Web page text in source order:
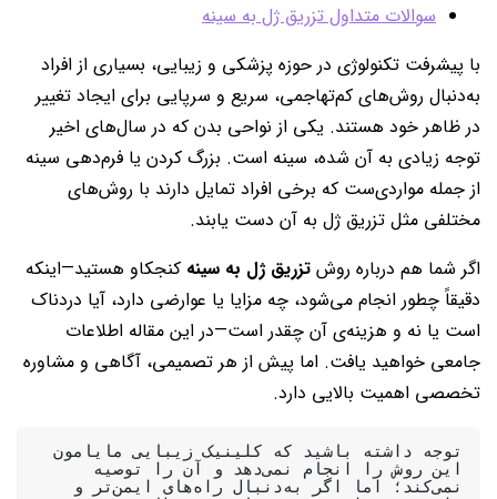
سوالات متداول تزریق ژل به سینه
با پیشرفت تکنولوژی در حوزه پزشکی و زیبایی، بسیاری از افراد
به‌دنبال روش‌های کم‌تهاجمی، سریع و سرپایی برای ایجاد تغییر
در ظاهر خود هستند. یکی از نواحی بدن که در سال‌های اخیر
توجه زیادی به آن شده، سینه است. بزرگ‌ کردن یا فرم‌دهی سینه
از جمله مواردی‌ست که برخی افراد تمایل دارند با روش‌های
مختلفی مثل تزریق ژل به آن دست یابند.
اگر شما هم درباره روش تزریق ژل به سینه کنجکاو هستید—اینکه
دقیقاً چطور انجام می‌شود، چه مزایا یا عوارضی دارد، آیا دردناک
است یا نه و هزینه‌ی آن چقدر است—در این مقاله اطلاعات
جامعی خواهید یافت. اما پیش از هر تصمیمی، آگاهی و مشاوره
تخصصی اهمیت بالایی دارد.